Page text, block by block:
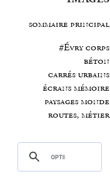
sommaire principal
#Évry corps
béton
carrés urbains
écrans mémoire
paysages monde
routes, métier